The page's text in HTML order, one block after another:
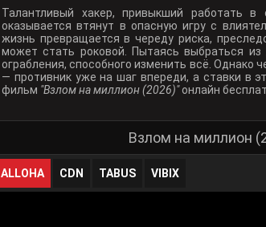
Талантливый хакер, привыкший работать
оказывается втянут в опасную игру с
жизнь превращается в череду риска,
может стать роковой. Пытаясь выбраться
ограбления, способного изменить всё. Однако
— противник уже на шаг впереди, а ставки в
фильм "Взлом на миллион (2026)"онлайн
Взлом на миллион
ALLOHA CDN TABUS VIBIX